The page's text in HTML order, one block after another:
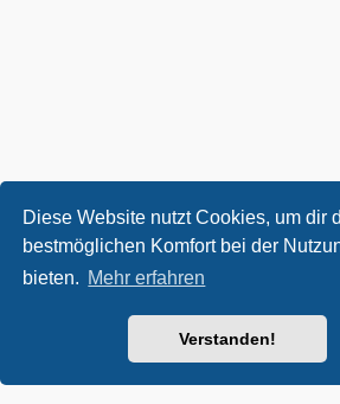
Diese Website nutzt Cookies, um dir
bestmöglichen Komfort bei der
bieten. Mehr erfahren
Verstanden!